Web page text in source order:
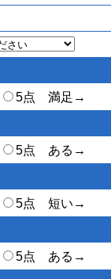
5点 満足→
5点 ある→
5点 短い→
5点 ある→